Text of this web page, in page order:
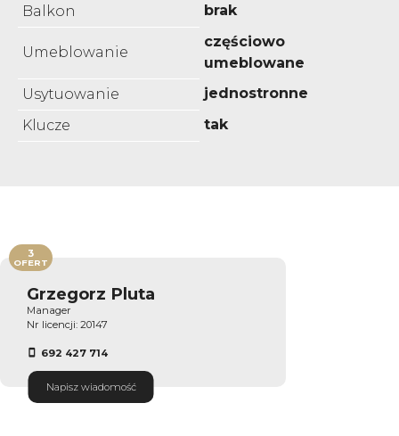
Balkon
brak
Umeblowanie
częściowo
umeblowane
Usytuowanie
jednostronne
Klucze
tak
Grzegorz Pluta
Manager
Nr licencji: 20147
692 427 714
Napisz wiadomość
3
OFERT